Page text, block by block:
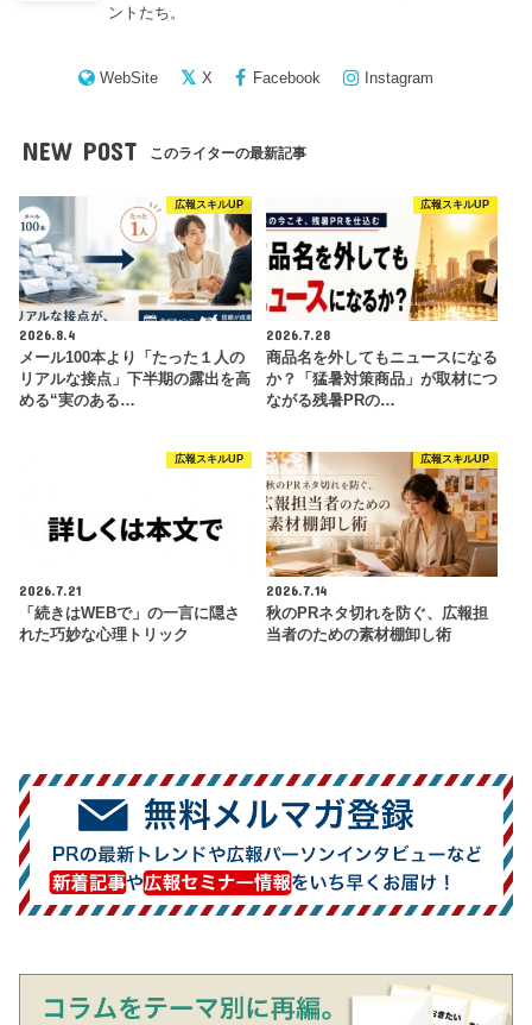
ントたち。
WebSite X Facebook Instagram
NEW POST このライターの最新記事
広報スキルUP
2026.8.4
メール100本より「たった１人の
リアルな接点」下半期の露出を高
める“実のある…
広報スキルUP
2026.7.28
商品名を外してもニュースになる
か？「猛暑対策商品」が取材につ
ながる残暑PRの…
広報スキルUP
2026.7.21
「続きはWEBで」の一言に隠さ
れた巧妙な心理トリック
広報スキルUP
2026.7.14
秋のPRネタ切れを防ぐ、広報担
当者のための素材棚卸し術